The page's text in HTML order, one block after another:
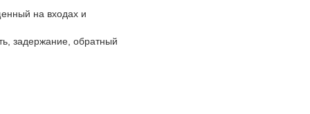
на входах и
задержание, обратный